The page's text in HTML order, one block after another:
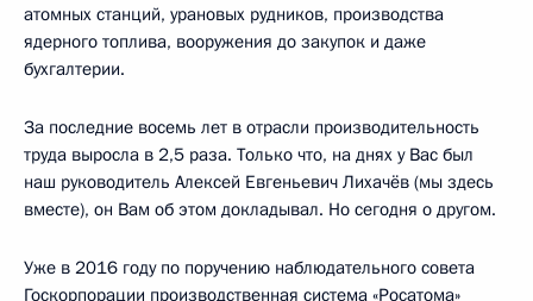
атомных станций, урановых рудников, производства
ядерного топлива, вооружения до закупок и даже
бухгалтерии.
За последние восемь лет в отрасли производительность
труда выросла в 2,5 раза. Только что, на днях у Вас был
наш руководитель Алексей Евгеньевич Лихачёв (мы здесь
вместе), он Вам об этом докладывал. Но сегодня о другом.
Уже в 2016 году по поручению наблюдательного совета
Госкорпорации производственная система «Росатома»